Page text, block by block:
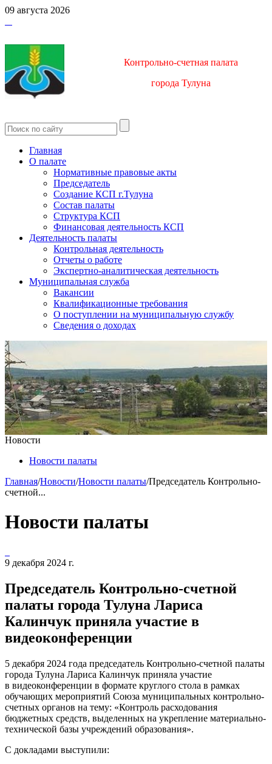
09 августа 2026
Контрольно-счетная палата
города Тулуна
Главная
О палате
Нормативные правовые акты
Председатель
Создание КСП г.Тулуна
Состав палаты
Структура КСП
Финансовая деятельность КСП
Деятельность палаты
Контрольная деятельность
Отчеты о работе
Экспертно-аналитическая деятельность
Муниципальная служба
Вакансии
Квалификационные требования
О поступлении на муниципальную службу
Сведения о доходах
Новости
Новости палаты
Главная/Новости/Новости палаты/Председатель Контрольно-
счетной...
Новости палаты
9 декабря 2024 г.
Председатель Контрольно-счетной
палаты города Тулуна Лариса
Калинчук приняла участие в
видеоконференции
5 декабря 2024 года председатель Контрольно-счетной палаты
города Тулуна Лариса Калинчук приняла участие
в видеоконференции в формате круглого стола в рамках
обучающих мероприятий Союза муниципальных контрольно-
счетных органов на тему: «Контроль расходования
бюджетных средств, выделенных на укрепление материально-
технической базы учреждений образования».
С докладами выступили: